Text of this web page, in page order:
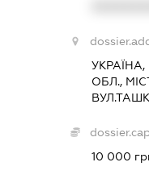
УКРАЇНА,
ОБЛ.,
10 000